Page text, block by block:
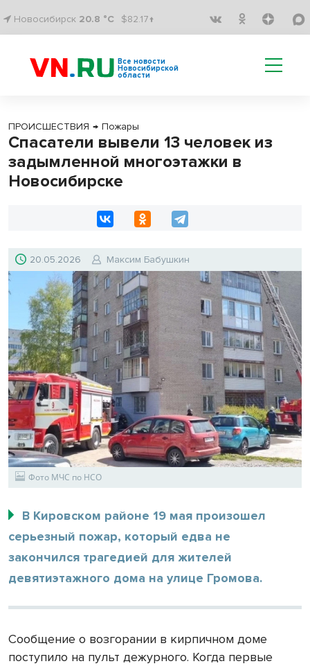
Новосибирск 20.8 °C $82.17↑
Все новости
Новосибирской
области
ПРОИСШЕСТВИЯ → Пожары
Спасатели вывели 13 человек из
задымленной многоэтажки в
Новосибирске
20.05.2026 Максим Бабушкин
Фото МЧС по НСО
В Кировском районе 19 мая произошел
серьезный пожар, который едва не
закончился трагедией для жителей
девятиэтажного дома на улице Громова.
Сообщение о возгорании в кирпичном доме
поступило на пульт дежурного. Когда первые